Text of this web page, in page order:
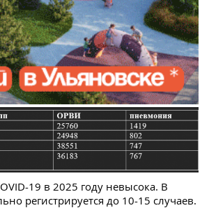
19 в 2025 году невысока. В
регистрируется до 10-15 случаев.